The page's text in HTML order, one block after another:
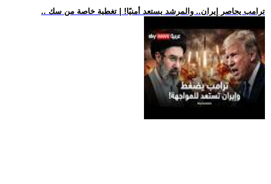
.. ترامب يحاصر إيران.. والمرشد يستعد أمنيًا! | تغطية خاصة من سك